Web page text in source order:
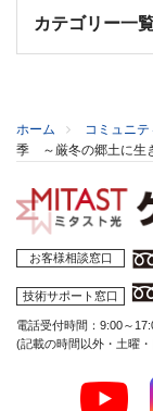
カテゴリー一
ホーム コミュニ
季 ～厳冬の郷土に生
お客様相談窓口
技術サポート窓口
電話受付時間：9:00～
(記載の時間以外・土曜